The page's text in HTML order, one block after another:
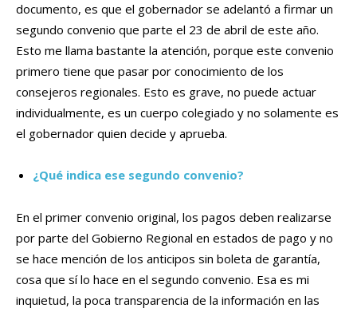
documento, es que el gobernador se adelantó a firmar un
segundo convenio que parte el 23 de abril de este año.
Esto me llama bastante la atención, porque este convenio
primero tiene que pasar por conocimiento de los
consejeros regionales. Esto es grave, no puede actuar
individualmente, es un cuerpo colegiado y no solamente es
el gobernador quien decide y aprueba.
¿Qué indica ese segundo convenio?
En el primer convenio original, los pagos deben realizarse
por parte del Gobierno Regional en estados de pago y no
se hace mención de los anticipos sin boleta de garantía,
cosa que sí lo hace en el segundo convenio. Esa es mi
inquietud, la poca transparencia de la información en las